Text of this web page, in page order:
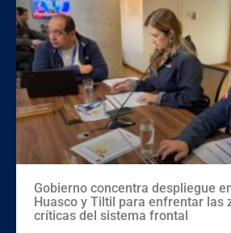
Gobierno concentra despliegue
Huasco y Tiltil para enfrentar las
críticas del sistema frontal